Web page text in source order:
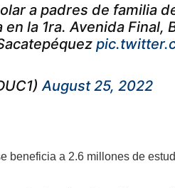
a padres de familia
la 1ra. Avenida Final,
August 25, 2022
beneficia a 2.6 millones de